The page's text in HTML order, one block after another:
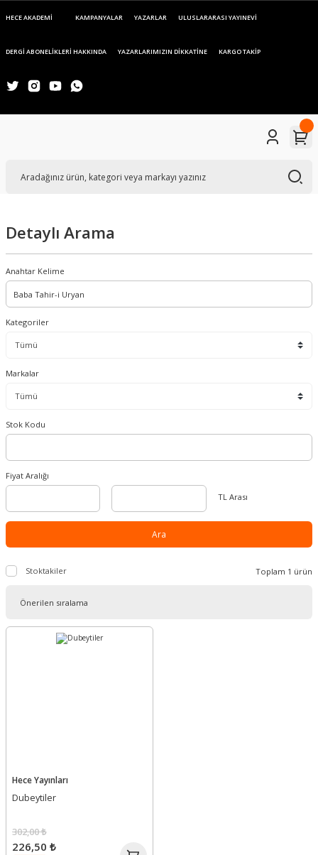
HECE AKADEMİ KAMPANYALAR YAZARLAR ULUSLARARASI YAYINEVİ
DERGİ ABONELİKLERİ HAKKINDA YAZARLARIMIZIN DİKKATİNE KARGO TAKİP
Detaylı Arama
Anahtar Kelime
Kategoriler
Markalar
Stok Kodu
Fiyat Aralığı
TL Arası
Ara
Stoktakiler Toplam 1 ürün
Hece Yayınları
Dubeytiler
302,00 ₺
226,50 ₺